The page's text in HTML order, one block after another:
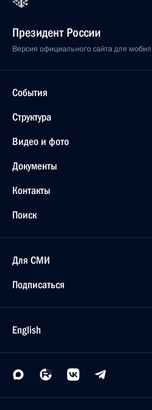
Президент России
Версия официального сайта для
События
Структура
Видео и фото
Документы
Контакты
Поиск
Для СМИ
Подписаться
English